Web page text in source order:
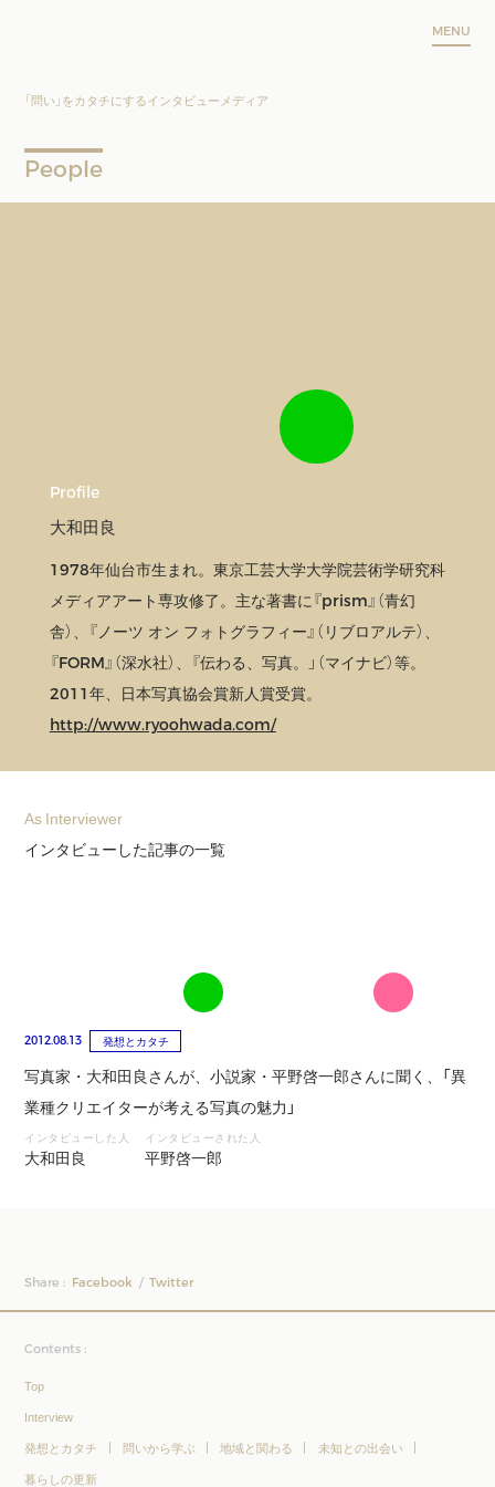
MENU
「問い」をカタチにするインタビューメディア
People
Profile
大和田良
1978年仙台市生まれ。東京工芸大学大学院芸術学研究科
メディアアート専攻修了。主な著書に『prism』（青幻
舎）、『ノーツ オン フォトグラフィー』（リブロアルテ）、
『FORM』（深水社）、『伝わる、写真。」（マイナビ）等。
2011年、日本写真協会賞新人賞受賞。
http://www.ryoohwada.com/
As Interviewer
インタビューした記事の一覧
2012.08.13 発想とカタチ
写真家・大和田良さんが、小説家・平野啓一郎さんに聞く、「異
業種クリエイターが考える写真の魅力」
インタビューした人
大和田良
インタビューされた人
平野啓一郎
Share : Facebook Twitter
Contents :
Top
Interview
発想とカタチ
問いから学ぶ 地域と関わる
未知との出会い
暮らしの更新